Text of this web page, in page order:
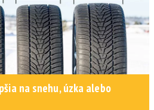
na snehu, úzka alebo